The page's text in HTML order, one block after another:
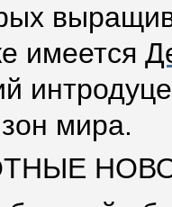
имеется
мира.